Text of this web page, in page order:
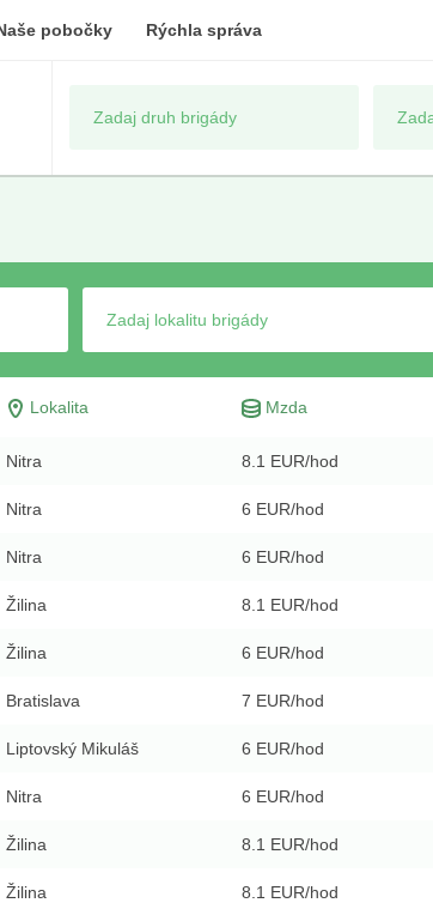
pobočky Rýchla správa
Lokalita Mzda
Nitra 8.1 EUR/hod
Nitra 6 EUR/hod
Nitra 6 EUR/hod
Žilina 8.1 EUR/hod
Žilina 6 EUR/hod
Bratislava 7 EUR/hod
Liptovský Mikuláš 6 EUR/hod
Nitra 6 EUR/hod
Žilina 8.1 EUR/hod
Žilina 8.1 EUR/hod